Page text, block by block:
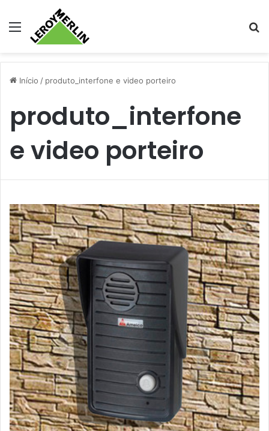
Menu
Início / produto_interfone e video porteiro
produto_interfone
e video porteiro